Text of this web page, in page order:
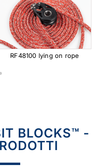
RF48100 lying on rope
BLOCKS™ -